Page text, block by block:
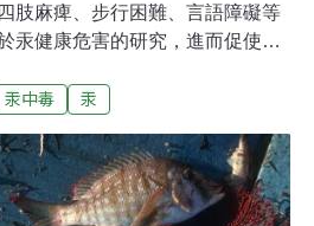
肢麻痺、步行困難、言語障礙等
汞健康危害的研究，進而促使聯
於2020年開始禁止開關及繼電
步限汞、最終禁汞」的國際趨
公約》，修正《列管毒性化學物
2021年1月1日起禁止將汞用於製
汞中毒 汞